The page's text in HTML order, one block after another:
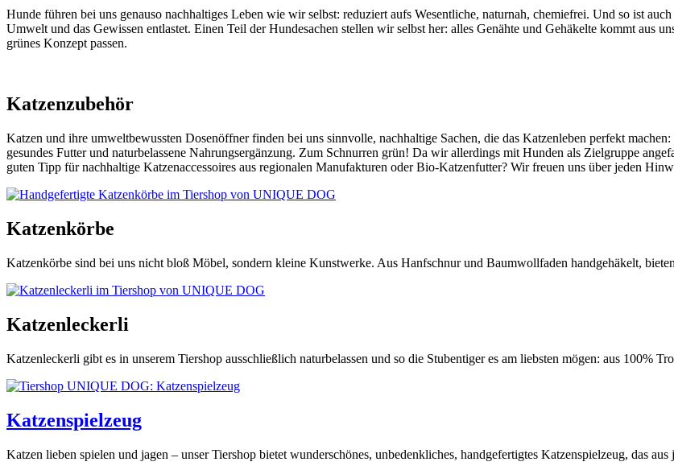
Hunde führen bei uns genauso nachhaltiges Leben wie wir selbst: reduziert aufs Wesentliche, naturnah, chemiefrei. Und so ist
Umwelt und das Gewissen entlastet. Einen Teil der Hundesachen stellen wir selbst her: alles Genähte und Gehäkelte kommt aus
grünes Konzept passen.
Katzenzubehör
Katzen und ihre umweltbewussten Dosenöffner finden bei uns sinnvolle, nachhaltige Sachen, die das Katzenleben perfekt
gesundes Futter und naturbelassene Nahrungsergänzung. Zum Schnurren grün! Da wir allerdings mit Hunden als Zielgruppe
guten Tipp für nachhaltige Katzenaccessoires aus regionalen Manufakturen oder Bio-Katzenfutter? Wir freuen uns über jeden
Katzenkörbe
Katzenkörbe sind bei uns nicht bloß Möbel, sondern kleine Kunstwerke. Aus Hanfschnur und Baumwollfaden handgehäkelt,
Katzenleckerli
Katzenleckerli gibt es in unserem Tiershop ausschließlich naturbelassen und so die Stubentiger es am liebsten mögen: aus 100%
Katzenspielzeug
Katzen lieben spielen und jagen – unser Tiershop bietet wunderschönes, unbedenkliches, handgefertigtes Katzenspielzeug, das